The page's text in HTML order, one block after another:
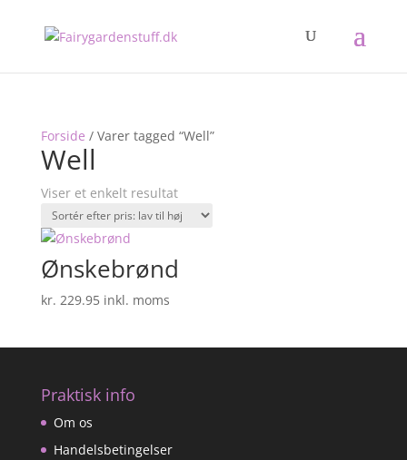
Forside / Varer tagged “Well”
Well
Viser et enkelt resultat
Ønskebrønd
kr. 229.95 inkl. moms
Praktisk info
Om os
Handelsbetingelser